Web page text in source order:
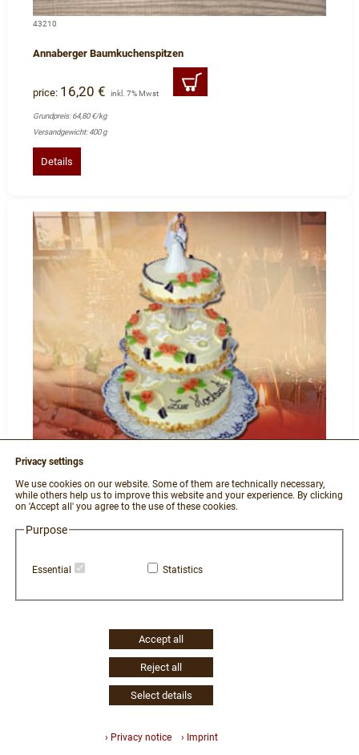
Privacy settings
We use cookies on our website. Some of them are technically necessary,
while others help us to improve this website and your experience. By clicking
on 'Accept all' you agree to the use of these cookies.
Purpose
Essential Statistics
Accept all
Reject all
Select details
› Privacy notice › Imprint
43210
Annaberger Baumkuchenspitzen
price: 16,20 € inkl. 7% Mwst
Grundpreis: 64,80 €/kg
Versandgewicht: 400 g
Details
S0303
Preis auf Anfrage